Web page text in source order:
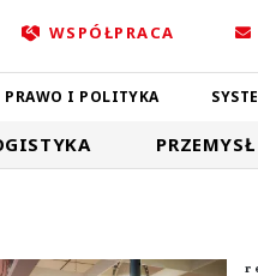
WSPÓŁPRACA
PRAWO I POLITYKA
PRZEMYSŁ